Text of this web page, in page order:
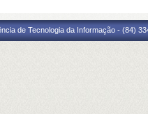
de Tecnologia da Informação - (84)